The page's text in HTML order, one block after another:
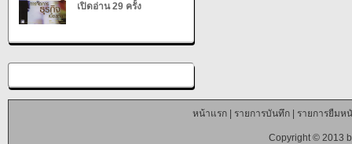
เปิดอ่าน 29 ครั้ง
หน้าแรก| รายการบันทึก| รายการยืมห
Copyright © 2013